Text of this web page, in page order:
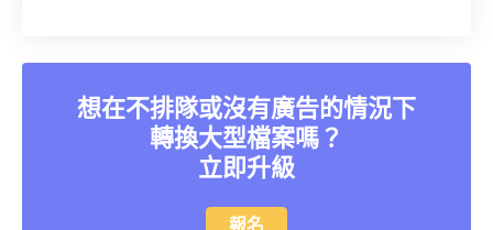
想在不排隊或沒有廣告的情況下
轉換大型檔案嗎？
立即升級